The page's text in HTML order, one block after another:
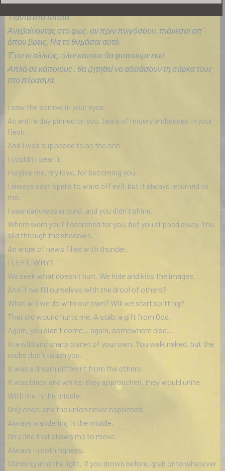
Σε μια γραμμή που μου επιτρέπουν να κινούμαι.
Πάντα στο τίποτα.
Ανεβαίνοντας στο φως, αν πριν πνιγόσουν, πιάνεσαι απ ΄
όπου βρεις. Να το θυμάσαι αυτό.
Έτσι κι αλλιώς, όλοι κάποτε θα φτάσουμε εκεί.
Απλά σε κάποιους , θα ζητηθεί να αδειάσουν τη σάρκα τους
στο πέρασμα.
I saw the sorrow in your eyes.
An entire day pinned on you, tears of misery embedded in your
flesh.
And I was supposed to be the one.
I couldn`t bear it.
Forgive me, my love, for becoming you.
I always cast spells to ward off evil, but it always returned to
me.
I saw darkness around, and you didn`t shine.
Where were you? I searched for you, but you slipped away. You
slid through the shadows.
An angel of news filled with thunder.
I LEFT. WHY?
We seek what doesn`t hurt. We hide and kiss the images.
And if we fill ourselves with the drool of others?
What will we do with our own? Will we start spitting?
That old wound hurts me. A stab, a gift from God.
Again, you didn`t come... again, somewhere else...
In a wild and sharp planet of your own. You walk naked, but the
rocks don`t touch you.
It was a dream different from the others.
It was black and white; they approached, they would unite
With me in the middle.
Only once, and the union never happened.
Always wandering in the middle,
On a line that allows me to move.
Always in nothingness.
Climbing into the light, if you drown before, grab onto whatever